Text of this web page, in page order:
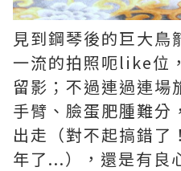
見到鋼琴後的巨大鳥
一流的拍照呃like位
留影；不過連過連場
手臂、臉蛋肥腫難分
出走（對不起搞錯了
年了...），還是有良